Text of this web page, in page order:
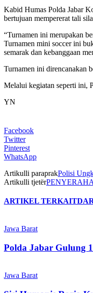
Kabid Humas Polda Jabar
bertujuan mempererat tali
“Turnamen ini merupakan
Turnamen mini soccer ini
semarak dan kebanggaan
Turnamen ini direncanakan
Melalui kegiatan seperti ini,
YN
Facebook
Twitter
Pinterest
WhatsApp
Artikulli paraprakPolisi
Artikulli tjetër
ARTIKEL TERKAIT
Jawa Barat
Polda Jabar Gulung
Jawa Barat